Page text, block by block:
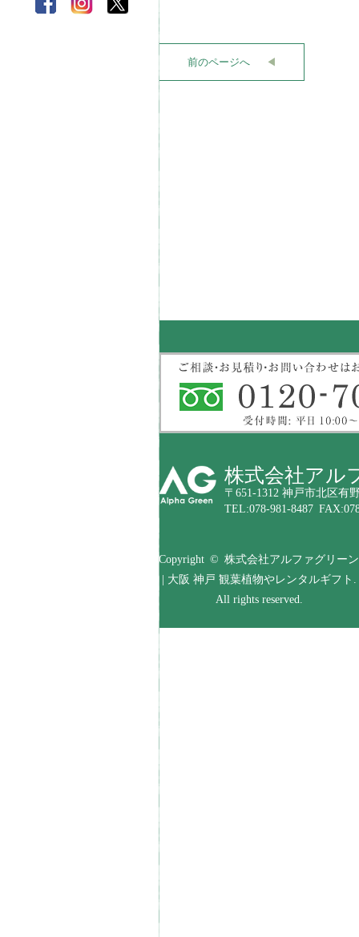
前のページへ ◀︎
株式会社アル
〒651-1312 神戸市北区有
TEL:078-981-8487
Copyright © 株式会社アルファグリーン
| 大阪 神戸 観葉植物やレンタルギフト.
All rights reserved.